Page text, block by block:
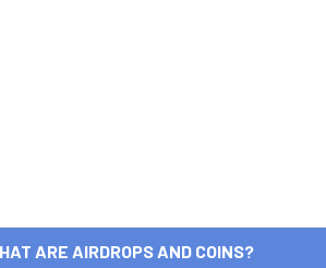
ARE AIRDROPS AND COINS?